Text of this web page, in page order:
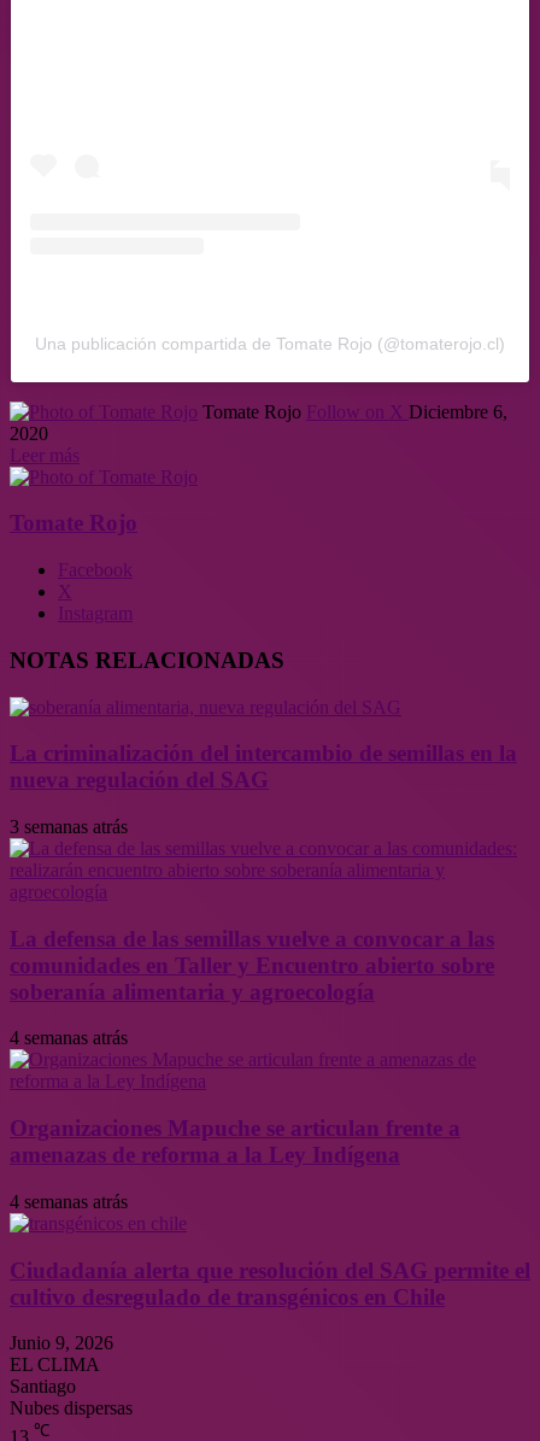
Una publicación compartida de Tomate Rojo (@tomaterojo.cl)
Tomate Rojo Follow on X Diciembre 6,
2020
Leer más
Tomate Rojo
Facebook
X
Instagram
NOTAS RELACIONADAS
La criminalización del intercambio de semillas en la
nueva regulación del SAG
3 semanas atrás
La defensa de las semillas vuelve a convocar a las
comunidades en Taller y Encuentro abierto sobre
soberanía alimentaria y agroecología
4 semanas atrás
Organizaciones Mapuche se articulan frente a
amenazas de reforma a la Ley Indígena
4 semanas atrás
Ciudadanía alerta que resolución del SAG permite el
cultivo desregulado de transgénicos en Chile
Junio 9, 2026
EL CLIMA
Santiago
Nubes dispersas
℃